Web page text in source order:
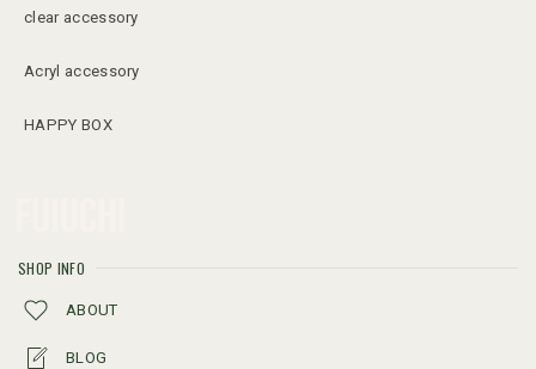
clear accessory
Acryl accessory
HAPPY BOX
SHOP INFO
ABOUT
BLOG